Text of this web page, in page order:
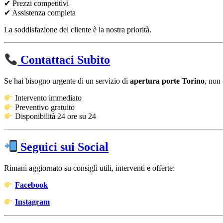
✔ Prezzi competitivi
✔ Assistenza completa
La soddisfazione del cliente è la nostra priorità.
Contattaci Subito
Se hai bisogno urgente di un servizio di apertura porte Torino, non
Intervento immediato
Preventivo gratuito
Disponibilità 24 ore su 24
Seguici sui Social
Rimani aggiornato su consigli utili, interventi e offerte:
Facebook
Instagram